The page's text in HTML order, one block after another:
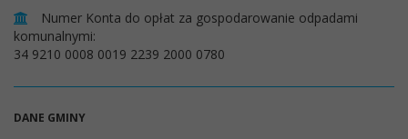
Numer Konta do opłat za gospodarowanie odpadami
komunalnymi:
34 9210 0008 0019 2239 2000 0780
DANE GMINY